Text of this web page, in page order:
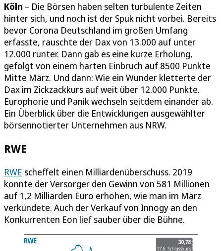
Köln – Die Börsen haben selten turbulente Zeiten
hinter sich, und noch ist der Spuk nicht vorbei. Bereits
bevor Corona Deutschland im großen Umfang
erfasste, rauschte der Dax von 13.000 auf unter
12.000 runter. Dann gab es eine kurze Erholung,
gefolgt von einem harten Einbruch auf 8500 Punkte
Mitte März. Und dann: Wie ein Wunder kletterte der
Dax im Zickzackkurs auf weit über 12.000 Punkte.
Europhorie und Panik wechseln seitdem einander ab.
Ein Überblick über die Entwicklungen ausgewählter
börsennotierter Unternehmen aus NRW.
RWE
RWE scheffelt einen Milliardenüberschuss. 2019
konnte der Versorger den Gewinn von 581 Millionen
auf 1,2 Milliarden Euro erhöhen, wie man im März
verkündete. Auch der Verkauf von Innogy an den
Konkurrenten Eon lief sauber über die Bühne.